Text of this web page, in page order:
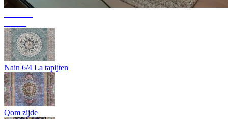
Nain 6/4 La tapijten
Qom zijde